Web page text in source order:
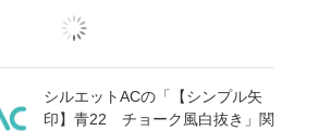
シルエットACの「【シンプル矢
印】青22 チョーク風白抜き」関